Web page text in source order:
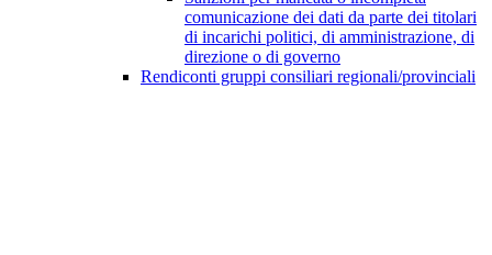
comunicazione dei dati da parte dei titolari
di incarichi politici, di amministrazione, di
direzione o di governo
Rendiconti gruppi consiliari regionali/provinciali